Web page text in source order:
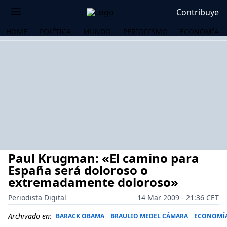
Contribuye
HOME POLÍTICA MUNDO PERIODISMO ECONOMÍA
Paul Krugman: «El camino para
España será doloroso o
extremadamente doloroso»
Periodista Digital
14 Mar 2009 - 21:36 CET
Archivado en: BARACK OBAMA BRAULIO MEDEL CÁMARA